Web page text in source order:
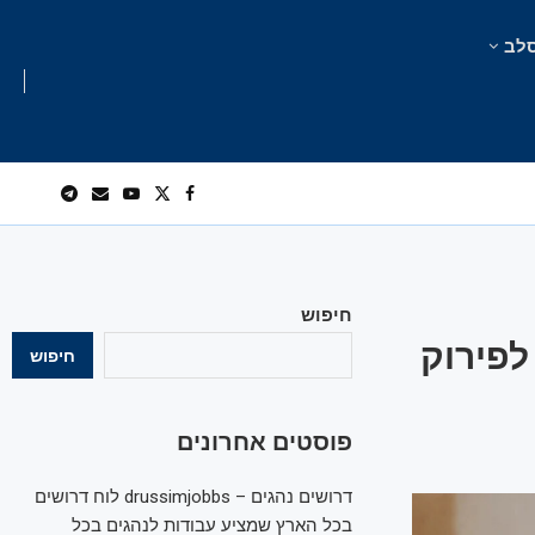
חיפוש
חיפוש
פוסטים אחרונים
דרושים נהגים – drussimjobbs לוח דרושים
בכל הארץ שמציע עבודות לנהגים בכל